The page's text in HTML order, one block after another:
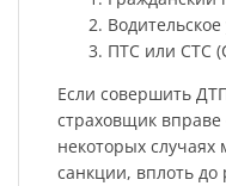
ПТС или СТС
Если совершить
страховщик вправе
некоторых случаях
санкции, вплоть